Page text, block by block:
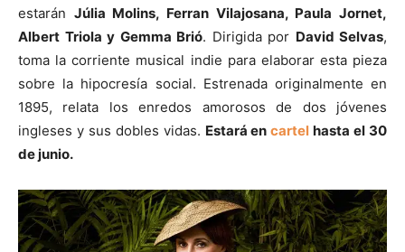
estarán Júlia Molins, Ferran Vilajosana, Paula Jornet,
Albert Triola y Gemma Brió. Dirigida por David Selvas,
toma la corriente musical indie para elaborar esta pieza
sobre la hipocresía social. Estrenada originalmente en
1895, relata los enredos amorosos de dos jóvenes
ingleses y sus dobles vidas. Estará encartel hasta el 30
de junio.